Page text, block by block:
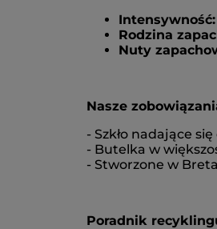
Intensywność:
Rodzina
Nuty
Nasze
- Szkło nadające
- Butelka w
- Stworzone w
Poradnik